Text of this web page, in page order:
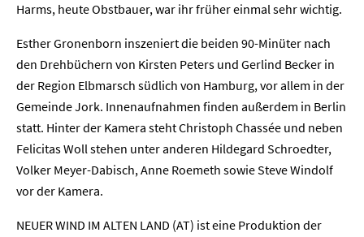
Harms, heute Obstbauer, war ihr früher einmal sehr wichtig.
Esther Gronenborn inszeniert die beiden 90-Minüter nach
den Drehbüchern von Kirsten Peters und Gerlind Becker in
der Region Elbmarsch südlich von Hamburg, vor allem in der
Gemeinde Jork. Innenaufnahmen finden außerdem in Berlin
statt. Hinter der Kamera steht Christoph Chassée und neben
Felicitas Woll stehen unter anderen Hildegard Schroedter,
Volker Meyer-Dabisch, Anne Roemeth sowie Steve Windolf
vor der Kamera.
NEUER WIND IM ALTEN LAND (AT) ist eine Produktion der